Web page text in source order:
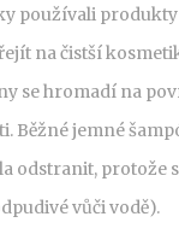
používali
na čistší
se hromadí na
Běžné jemné
odstranit, protože
vůči vodě).